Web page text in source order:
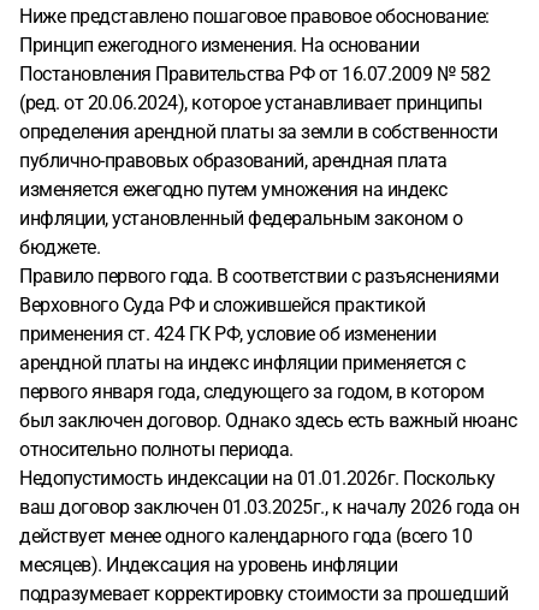
Ниже представлено пошаговое правовое обоснование:
Принцип ежегодного изменения. На основании
Постановления Правительства РФ от 16.07.2009 № 582
(ред. от 20.06.2024), которое устанавливает принципы
определения арендной платы за земли в собственности
публично-правовых образований, арендная плата
изменяется ежегодно путем умножения на индекс
инфляции, установленный федеральным законом о
бюджете.
Правило первого года. В соответствии с разъяснениями
Верховного Суда РФ и сложившейся практикой
применения ст. 424 ГК РФ, условие об изменении
арендной платы на индекс инфляции применяется с
первого января года, следующего за годом, в котором
был заключен договор. Однако здесь есть важный нюанс
относительно полноты периода.
Недопустимость индексации на 01.01.2026г. Поскольку
ваш договор заключен 01.03.2025г., к началу 2026 года он
действует менее одного календарного года (всего 10
месяцев). Индексация на уровень инфляции
подразумевает корректировку стоимости за прошедший